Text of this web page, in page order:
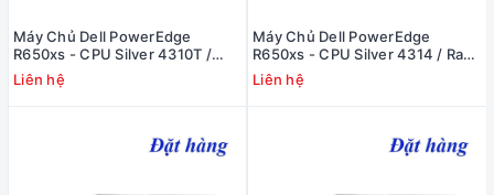
Máy Chủ Dell PowerEdge
R650xs - CPU Silver 4310T /
Ram 16GB / Raid H345 / 2x PS
Liên hệ
Máy Chủ Dell PowerEdge
R650xs - CPU Silver 4314 / Ram
16GB / Raid H345 / 2x PS
Liên hệ